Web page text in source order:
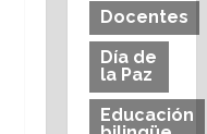
Docentes
Día de
la Paz
Educación